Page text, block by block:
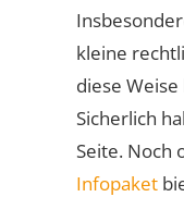
kleine
diese
Sicherlich
Seite. Noch
Infopaket